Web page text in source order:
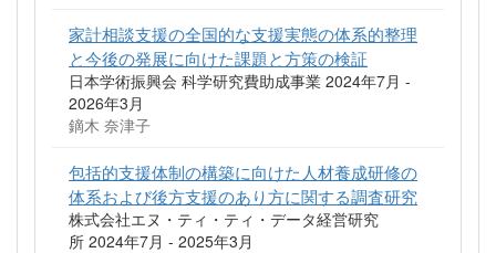
家計相談支援の全国的な支援実態の体系的整理
と今後の発展に向けた課題と方策の検証
日本学術振興会 科学研究費助成事業 2024年7月 -
2026年3月
鏑木 奈津子
包括的支援体制の構築に向けた人材養成研修の
体系および後方支援のあり方に関する調査研究
株式会社エヌ・ティ・ティ・データ経営研究
所 2024年7月 - 2025年3月